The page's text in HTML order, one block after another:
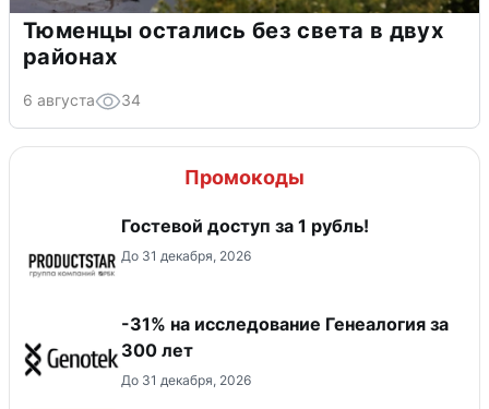
Тюменцы остались без света в двух
районах
6 августа 34
Промокоды
Гостевой доступ за 1 рубль!
До 31 декабря, 2026
-31% на исследование Генеалогия за
300 лет
До 31 декабря, 2026